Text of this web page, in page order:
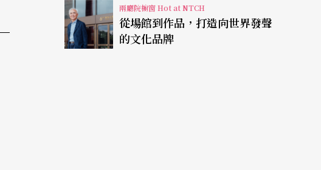
兩廳院櫥窗 Hot at NTCH
從場館到作品，打造向世界發聲
的文化品牌